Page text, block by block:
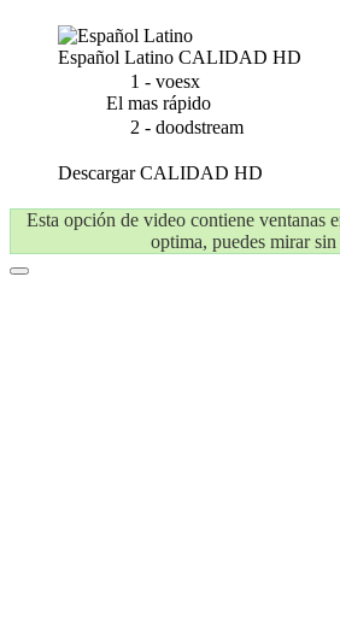
Español Latino CALIDAD HD
1 - voesx
El mas rápido
2 - doodstream
DescargarCALIDAD HD
Esta opción de video contiene ventanas
optima, puedes mirar sin